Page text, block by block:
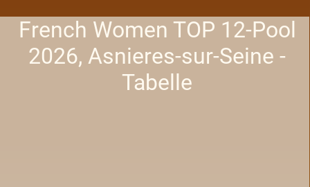
French Women TOP 12-Pool
2026, Asnieres-sur-Seine -
Tabelle